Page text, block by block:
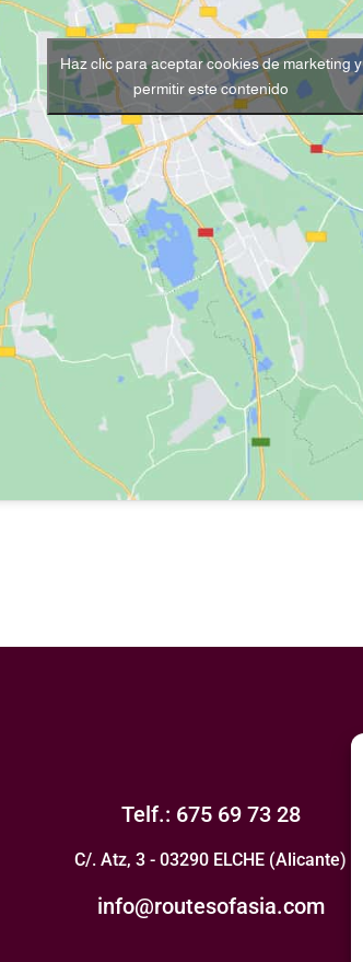
Haz clic para aceptar cookies de marketing y
permitir este contenido
Telf.: 675 69 73 28
C/. Atz, 3 - 03290 ELCHE (Alicante)
info@routesofasia.com